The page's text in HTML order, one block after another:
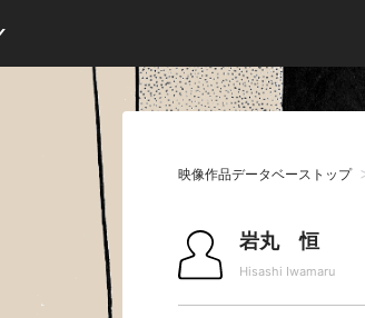
映像作品データベーストップ
岩丸 恒
Hisashi Iwamaru